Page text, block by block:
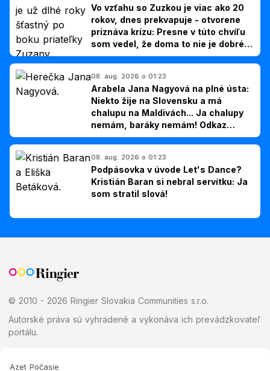
Vo vzťahu so Zuzkou je viac ako 20
rokov, dnes prekvapuje - otvorene
priznáva krízu: Presne v túto chvíľu
som vedel, že doma to nie je dobré,
hovorí Milan Ondrík
08. aug. 2026 o 01:23
Arabela Jana Nagyová na plné ústa:
Niekto žije na Slovensku a má
chalupu na Maldivách... Ja chalupy
nemám, baráky nemám! Odkaz
Slovákom
08. aug. 2026 o 01:23
Podpásovka v úvode Let's Dance?
Kristián Baran si nebral servítku: Ja
som stratil slová!
© 2010 - 2026 Ringier Slovakia Communities s.r.o.
Autorské práva sú vyhradené a vykonáva ich prevádzkovateľ
portálu.
Azet Počasie